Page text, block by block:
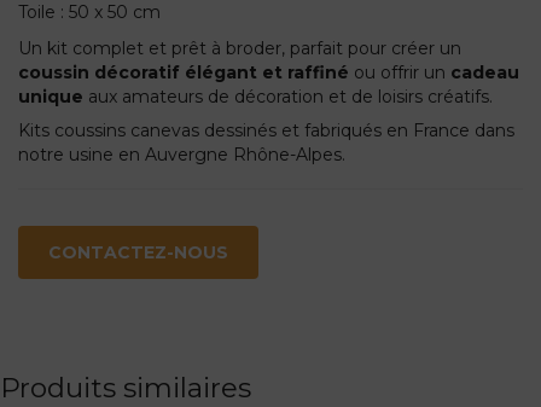
Toile : 50 x 50 cm
Un kit complet et prêt à broder, parfait pour créer un
coussin décoratif élégant et raffiné ou offrir un cadeau
unique aux amateurs de décoration et de loisirs créatifs.
Kits coussins canevas dessinés et fabriqués en France dans
notre usine en Auvergne Rhône-Alpes.
CONTACTEZ-NOUS
Produits similaires